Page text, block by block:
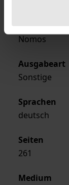
Verlag
Nomos
Ausgabeart
Sonstige
Sprachen
deutsch
Seiten
261
Medium